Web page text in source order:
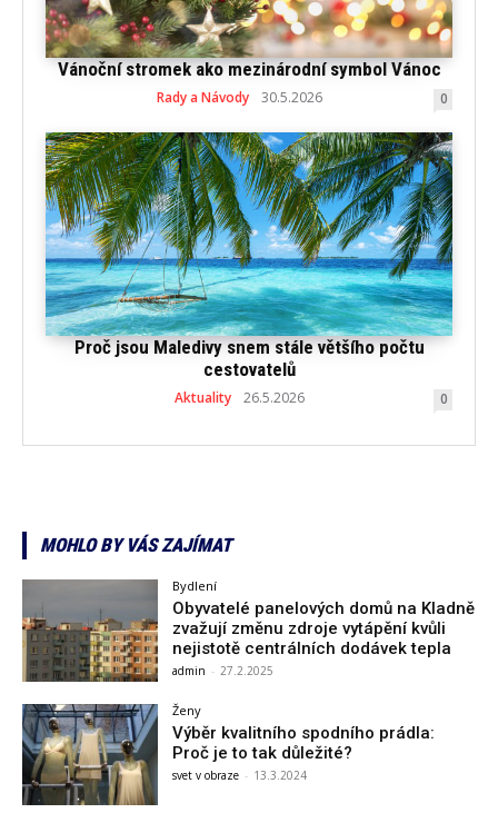
Vánoční stromek ako mezinárodní symbol Vánoc
Rady a Návody 30.5.2026 0
Proč jsou Maledivy snem stále většího počtu
cestovatelů
Aktuality 26.5.2026 0
MOHLO BY VÁS ZAJÍMAT
Bydlení
Obyvatelé panelových domů na Kladně
zvažují změnu zdroje vytápění kvůli
nejistotě centrálních dodávek tepla
admin - 27.2.2025
Ženy
Výběr kvalitního spodního prádla:
Proč je to tak důležité?
svet v obraze - 13.3.2024